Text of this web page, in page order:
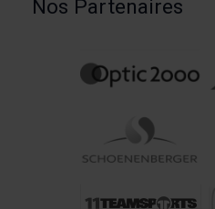
Nos Partenaires